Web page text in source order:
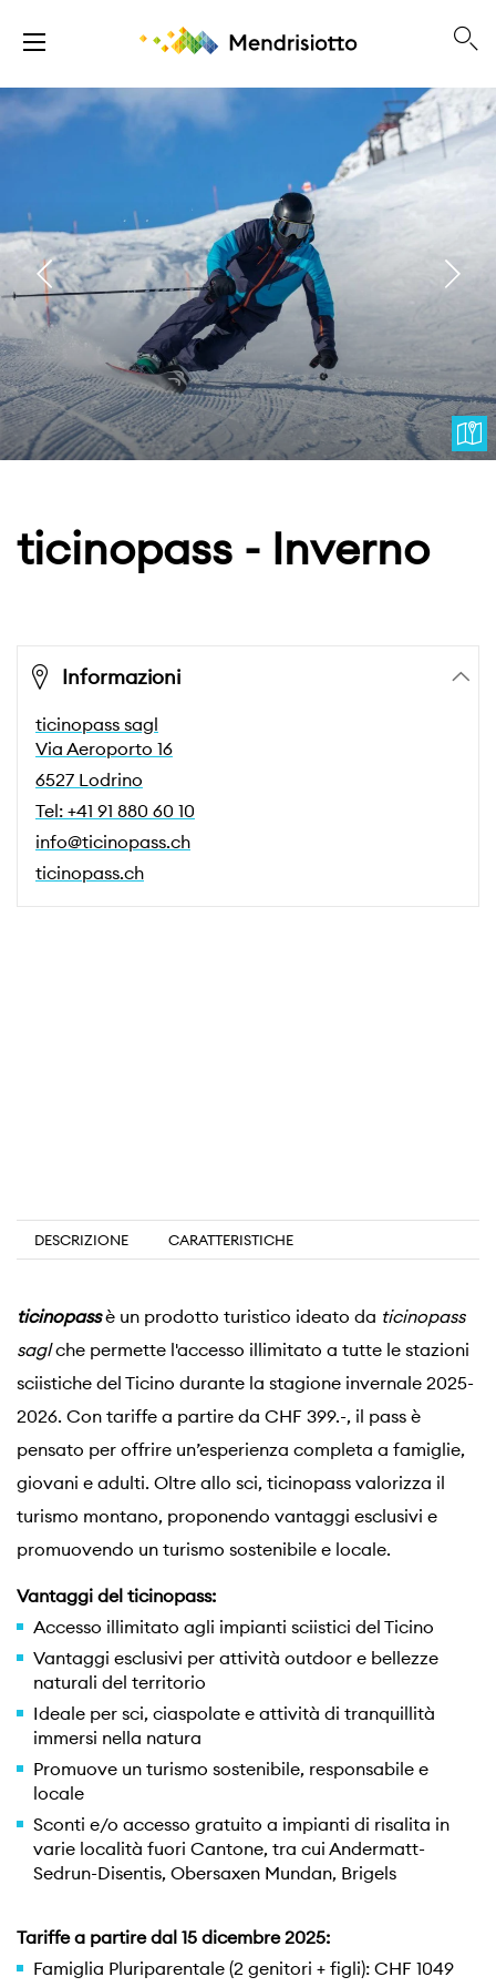
ticinopass - Inverno
Informazioni
ticinopass sagl
Via Aeroporto 16
6527 Lodrino
Tel: +41 91 880 60 10
info@ticinopass.ch
ticinopass.ch
DESCRIZIONE CARATTERISTICHE
ticinopassè un prodotto turistico ideato da ticinopass
saglche permette l'accesso illimitato a tutte le stazioni
sciistiche del Ticino durante la stagione invernale 2025-
2026. Con tariffe a partire da CHF 399.-, il pass è
pensato per offrire un’esperienza completa a famiglie,
giovani e adulti. Oltre allo sci, ticinopass valorizza il
turismo montano, proponendo vantaggi esclusivi e
promuovendo un turismo sostenibile e locale.
Vantaggi del ticinopass:
Accesso illimitato agli impianti sciistici del Ticino
Vantaggi esclusivi per attività outdoor e bellezze
naturali del territorio
Ideale per sci, ciaspolate e attività di tranquillità
immersi nella natura
Promuove un turismo sostenibile, responsabile e
locale
Sconti e/o accesso gratuito a impianti di risalita in
varie località fuori Cantone, tra cui Andermatt-
Sedrun-Disentis, Obersaxen Mundan, Brigels
Tariffe a partire dal 15 dicembre 2025:
Famiglia Pluriparentale (2 genitori + figli): CHF 1049